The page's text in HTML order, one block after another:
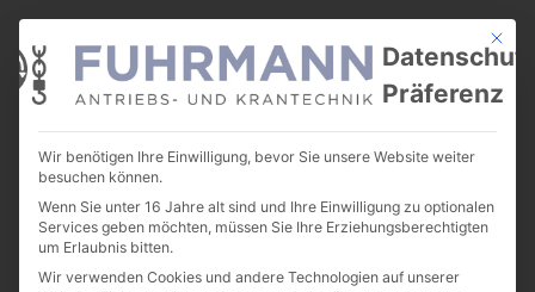
Kompentenzen»Elektromaschinenbau
Elektromaschinenbau
Nicht nur die Motoren von
Mit
Präferenz
Wir benötigen Ihre Einwilligung, bevor Sie unsere Website weiter
besuchen können.
Wenn Sie unter 16 Jahre alt sind und Ihre Einwilligung zu optionalen
Services geben möchten, müssen Sie Ihre Erziehungsberechtigten
um Erlaubnis bitten.
Wir verwenden Cookies und andere Technologien auf unserer